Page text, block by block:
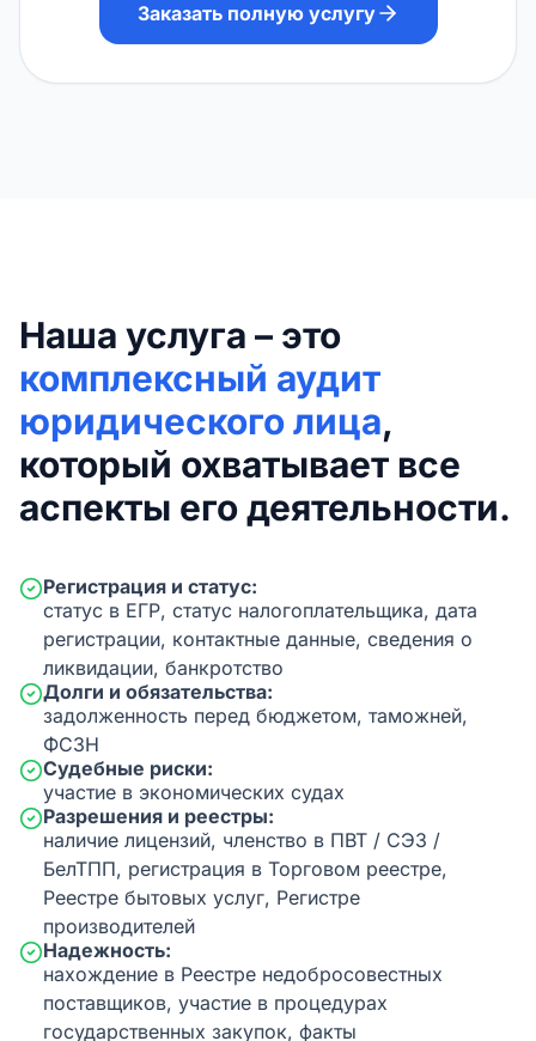
Заказать полную услугу
Наша услуга – это
комплексный аудит
юридического лица,
который охватывает все
аспекты его деятельности.
Регистрация и статус:
статус в ЕГР, статус налогоплательщика, дата
регистрации, контактные данные, сведения о
ликвидации, банкротство
Долги и обязательства:
задолженность перед бюджетом, таможней,
ФСЗН
Судебные риски:
участие в экономических судах
Разрешения и реестры:
наличие лицензий, членство в ПВТ / СЭЗ /
БелТПП, регистрация в Торговом реестре,
Реестре бытовых услуг, Регистре
производителей
Надежность:
нахождение в Реестре недобросовестных
поставщиков, участие в процедурах
государственных закупок, факты